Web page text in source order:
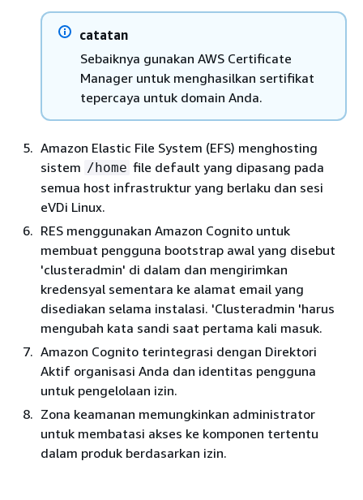
catatan
Sebaiknya gunakan AWS Certificate
Manager untuk menghasilkan sertifikat
tepercaya untuk domain Anda.
Amazon Elastic File System (EFS) menghosting
sistem /home file default yang dipasang pada
semua host infrastruktur yang berlaku dan sesi
eVDi Linux.
RES menggunakan Amazon Cognito untuk
membuat pengguna bootstrap awal yang disebut
'clusteradmin' di dalam dan mengirimkan
kredensyal sementara ke alamat email yang
disediakan selama instalasi. 'Clusteradmin 'harus
mengubah kata sandi saat pertama kali masuk.
Amazon Cognito terintegrasi dengan Direktori
Aktif organisasi Anda dan identitas pengguna
untuk pengelolaan izin.
Zona keamanan memungkinkan administrator
untuk membatasi akses ke komponen tertentu
dalam produk berdasarkan izin.